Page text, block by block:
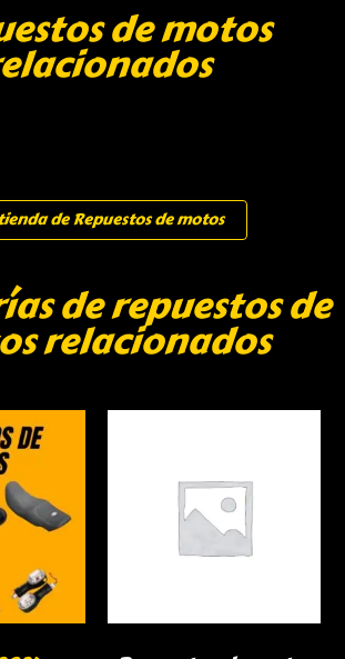
de motos
de Repuestos de motos
de repuestos de
relacionados